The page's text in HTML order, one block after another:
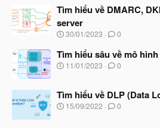
:
Tìm hiểu về DMARC,
server
N
à
y
b
đ
ầ
30/01/2023 0
Tìm hiểu sâu về mô
N
y
b
ắ
11/01/2023 0
Tìm hiểu về DLP (Data
N
15/09/2022 0